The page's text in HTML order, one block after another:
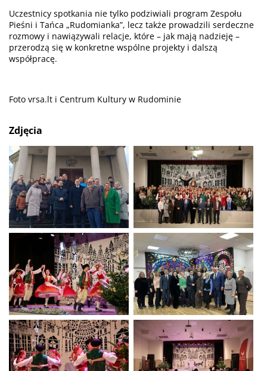
Uczestnicy spotkania nie tylko podziwiali program Zespołu
Pieśni i Tańca „Rudomianka”, lecz także prowadzili serdeczne
rozmowy i nawiązywali relacje, które – jak mają nadzieję –
przerodzą się w konkretne wspólne projekty i dalszą
współpracę.
Foto vrsa.lt i Centrum Kultury w Rudominie
Zdjęcia